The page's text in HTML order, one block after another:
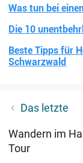
Was tun bei
Die 10
Beste Tipps für
Schwarzwald
Das letzte
Was braucht
Wandern im
Tour